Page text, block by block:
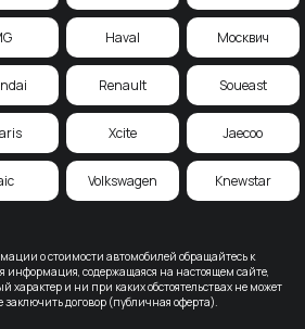
о стоимости автомобилей обращайтесь к
содержащаяся на настоящем сайте,
характер и ни при каких обстоятельствах не может
договор (публичная оферта).
Haval Москвич
Renault Soueast
Xcite Jaecoo
Volkswagen Knewstar